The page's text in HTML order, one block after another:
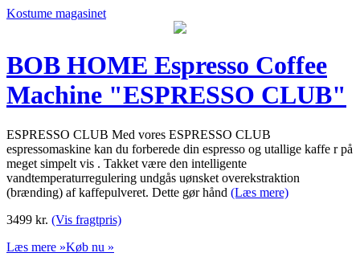
Kostume magasinet
BOB HOME Espresso Coffee
Machine "ESPRESSO CLUB"
ESPRESSO CLUB Med vores ESPRESSO CLUB
espressomaskine kan du forberede din espresso og utallige kaffe r på
meget simpelt vis . Takket være den intelligente
vandtemperaturregulering undgås uønsket overekstraktion
(brænding) af kaffepulveret. Dette gør hånd (Læs mere)
3499 kr. (Vis fragtpris)
Læs mere »Køb nu »